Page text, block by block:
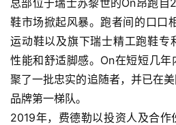
装
备
训
练
鞋市场掀起风暴。跑者间的口口
运动鞋以及旗下瑞士精工跑鞋
性能和舒适脚感。On在短短几
聚了一批忠实的追随者，并已在
品牌第一梯队。
2019年，费德勒以投资人及合